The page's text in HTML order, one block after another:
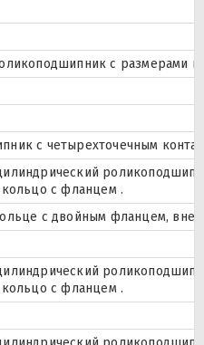
с размерами
с четырехточечным
с фланцем .
с двойным фланцем,
с фланцем .